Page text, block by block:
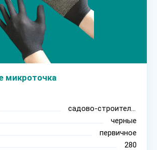
микроточка
садово-строительные
черные
первичное
280